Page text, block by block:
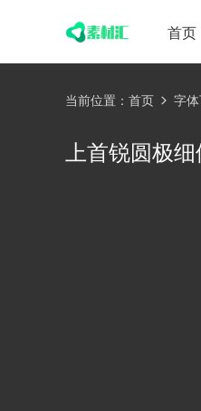
首页
当前位置： 首页 字
上首锐圆极细